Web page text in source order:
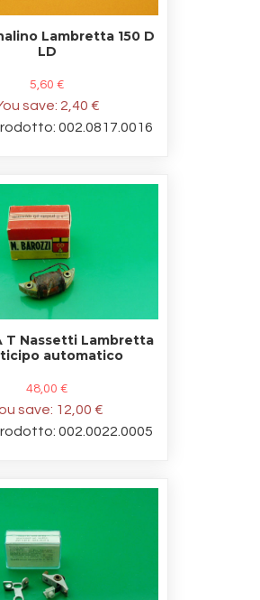
Lambretta 150 D
LD
5,60 €
save: 2,40 €
002.0817.0016
T Nassetti Lambretta
automatico
48,00 €
save: 12,00 €
002.0022.0005